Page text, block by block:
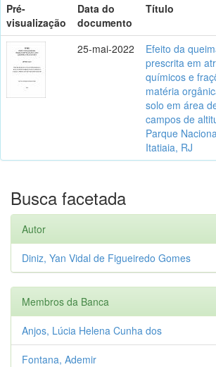
Pré-
visualização
Data do
documento
Título
25-mai-2022
Efeito da
prescrita em
químicos e
matéria
solo em área
campos de
Parque
Itatiaia, RJ
Busca facetada
Autor
Diniz, Yan Vidal de Figueiredo Gomes
Membros da Banca
Anjos, Lúcia Helena Cunha dos
Fontana, Ademir